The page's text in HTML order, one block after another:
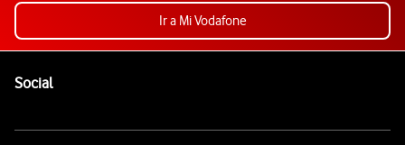
Ir a Mi Vodafone
SocialEnlaces a las redes sociales de Vodafone